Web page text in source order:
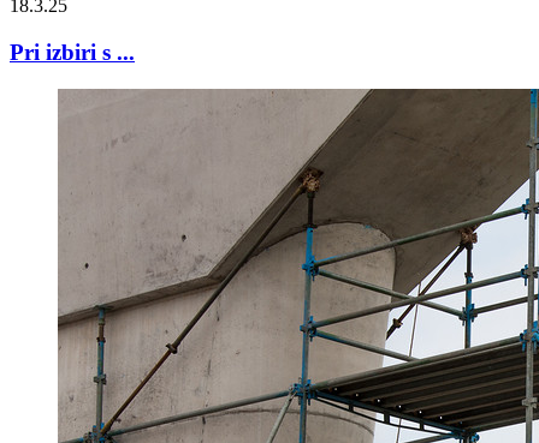
18.3.25
Pri izbiri s ...